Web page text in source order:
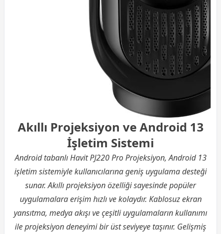
Akıllı Projeksiyon ve Android 13
İşletim Sistemi
Android tabanlı Havit PJ220 Pro Projeksiyon, Android 13
işletim sistemiyle kullanıcılarına geniş uygulama desteği
sunar. Akıllı projeksiyon özelliği sayesinde popüler
uygulamalara erişim hızlı ve kolaydır. Kablosuz ekran
yansıtma, medya akışı ve çeşitli uygulamaların kullanımı
ile projeksiyon deneyimi bir üst seviyeye taşınır. Gelişmiş